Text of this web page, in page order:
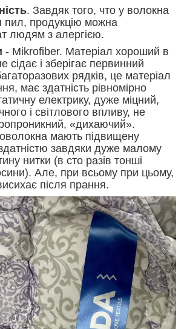
. Завдяк того, что у волокна
пил, продукцію можна
людям з алергією.
- Mikrofiber. Матеріал хороший в
сідає і зберігає первинний
рядків, це матеріал
має здатність рівномірно
електрику, дуже міцний,
і світлового впливу, не
«дихаючий».
мають підвищену
завдяки дуже малому
нитки (в сто разів тонші
Але, при всьому при цьому,
після прання.